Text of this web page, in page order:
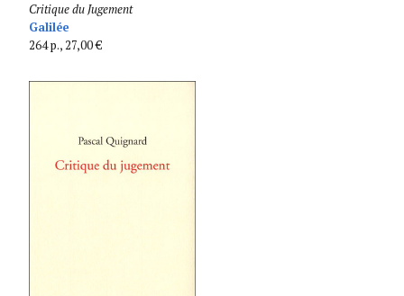
Critique du Jugement
Galilée
264 p., 27,00 €